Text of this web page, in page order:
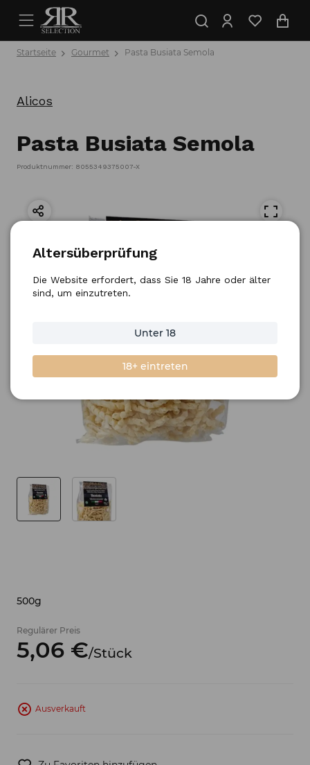
Startseite Gourmet Pasta Busiata Semola
Alicos
Pasta Busiata Semola
Produktnummer: 8055349375007-X
500g
Regulärer Preis
5,06 €/Stück
Ausverkauft
Altersüberprüfung
Die Website erfordert, dass Sie 18 Jahre oder älter
sind, um einzutreten.
Unter 18
18+ eintreten